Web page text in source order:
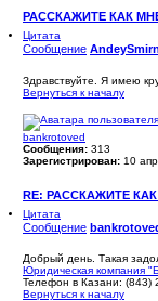
РАССКАЖИТЕ КАК
Цитата
Сообщение
Здравствуйте. Я имею
Вернуться к началу
bankrotoved
Сообщения: 313
Зарегистрирован: 10
RE: РАССКАЖИТЕ
Цитата
Сообщение
Добрый день. Такая
Юридическая компания
Телефон в Казани: (843)
Вернуться к началу